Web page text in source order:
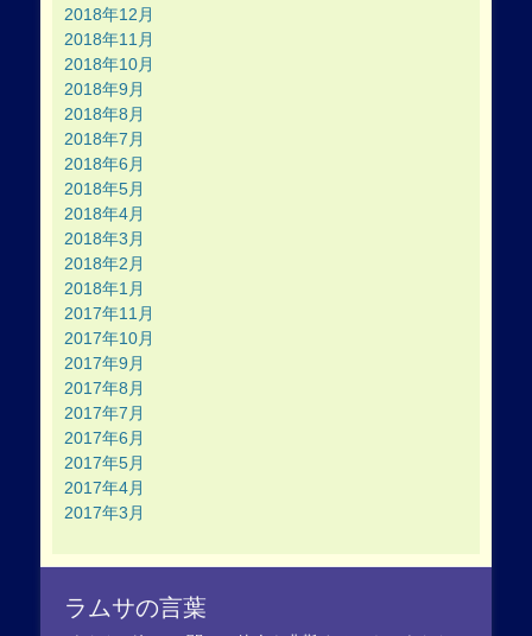
2018年12月
2018年11月
2018年10月
2018年9月
2018年8月
2018年7月
2018年6月
2018年5月
2018年4月
2018年3月
2018年2月
2018年1月
2017年11月
2017年10月
2017年9月
2017年8月
2017年7月
2017年6月
2017年5月
2017年4月
2017年3月
ラムサの言葉